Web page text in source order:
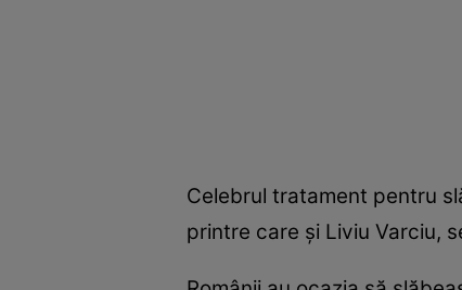
Celebrul tratament pentru
printre care şi Liviu Varciu,